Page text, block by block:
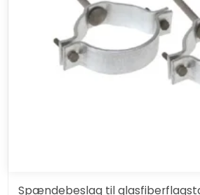
Spændebeslag til